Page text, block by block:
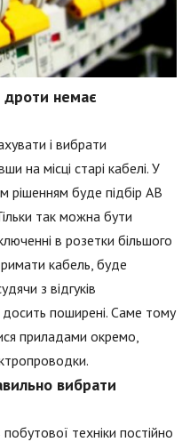
немає
і вибрати
на місці старі кабелі. У
рішенням буде підбір АВ
так можна бути
в розетки більшого
кабель, буде
з відгуків
досить поширені. Саме тому
приладами окремо,
вибрати
техніки постійно